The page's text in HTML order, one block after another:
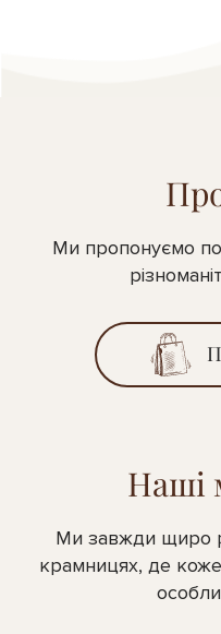
Ми пропонуємо
Наші
Ми завжди щиро
крамницях, де